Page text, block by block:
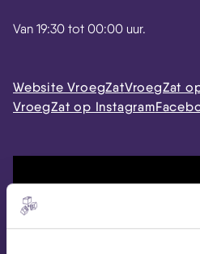
Van 19:30 tot 00:00 uur.
Website VroegZatVroegZat
VroegZat op Instagram